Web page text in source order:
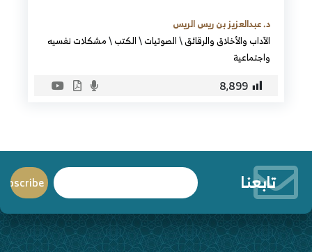
د. عبدالعزيز بن ريس الريس
الآداب والأخلاق والرقائق\الصوتيات\الكتب\مشكلات نفسيه
واجتماعية
8٬899
تابعنا